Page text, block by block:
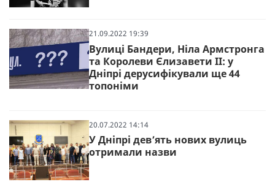
21.09.2022 19:39
Вулиці Бандери, Ніла Армстронга
та Королеви Єлизавети ІІ: у
Дніпрі дерусифікували ще 44
топоніми
20.07.2022 14:14
У Дніпрі дев’ять нових вулиць
отримали назви